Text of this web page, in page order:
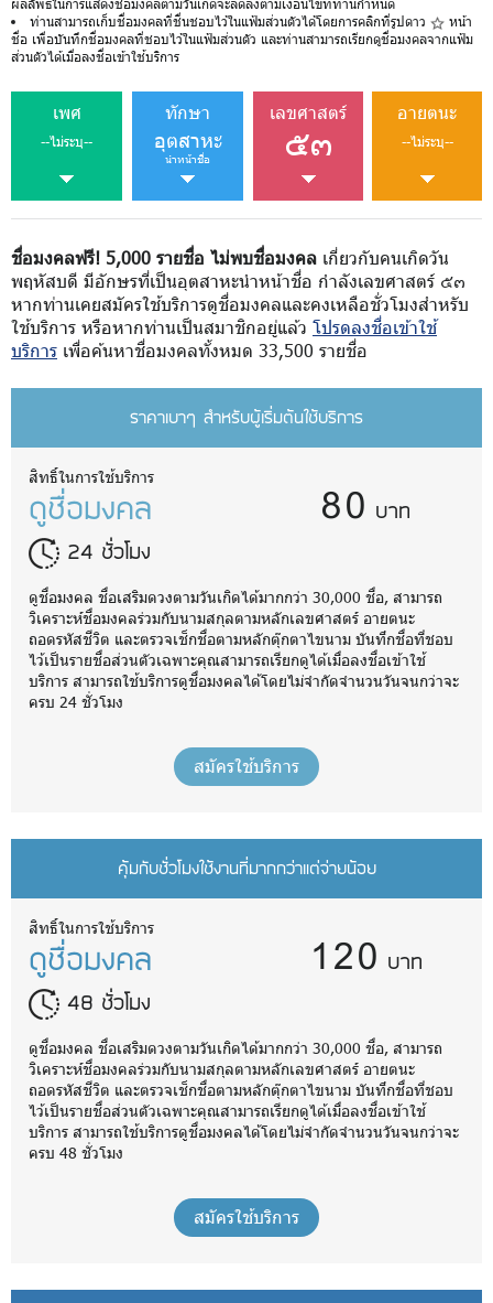
ท่านสามารถเก็บชื่อมงคลที่ชื่นชอบไว้ในแฟ้มส่วนตัวได้โดยการคลิกที่รูปดาว
หน้า
ชื่อ เพื่อบันทึกชื่อมงคลที่ชอบไว้ในแฟ้มส่วนตัว และท่านสามารถเรียกดูชื่อมงคลจากแฟ้ม
ส่วนตัวได้เมื่อลงชื่อเข้าใช้บริการ
เพศ
--ไม่ระบุ--
ทักษา
อุตสาหะ
นำหน้าชื่อ
เลขศาสตร์
๕๓
อายตนะ
--ไม่ระบุ--
ชื่อมงคลฟรี! 5,000 รายชื่อ ไม่พบชื่อมงคล เกี่ยวกับคนเกิดวัน
พฤหัสบดี มีอักษรที่เป็นอุตสาหะนำหน้าชื่อ กำลังเลขศาสตร์ ๕๓
หากท่านเคยสมัครใช้บริการดูชื่อมงคลและคงเหลือชั่วโมงสำหรับ
ใช้บริการ หรือหากท่านเป็นสมาชิกอยู่แล้ว โปรดลงชื่อเข้าใช้
บริการ เพื่อค้นหาชื่อมงคลทั้งหมด 33,500 รายชื่อ
ราคาเบาๆ สำหรับผู้เริ่มต้นใช้บริการ
สิทธิ์ในการใช้บริการ
ดูชื่อมงคล
24 ชั่วโมง
80 บาท
ดูชื่อมงคล ชื่อเสริมดวงตามวันเกิดได้มากกว่า 30,000 ชื่อ, สามารถ
วิเคราะห์ชื่อมงคลร่วมกับนามสกุลตามหลักเลขศาสตร์ อายตนะ
ถอดรหัสชีวิต และตรวจเช็กชื่อตามหลักตุ๊กตาไขนาม บันทึกชื่อที่ชอบ
ไว้เป็นรายชื่อส่วนตัวเฉพาะคุณสามารถเรียกดูได้เมื่อลงชื่อเข้าใช้
บริการ สามารถใช้บริการดูชื่อมงคลได้โดยไม่จำกัดจำนวนวันจนกว่าจะ
ครบ 24 ชั่วโมง
สมัครใช้บริการ
คุ้มกับชั่วโมงใช้งานที่มากกว่าแต่จ่ายน้อย
สิทธิ์ในการใช้บริการ
ดูชื่อมงคล
48 ชั่วโมง
120 บาท
ดูชื่อมงคล ชื่อเสริมดวงตามวันเกิดได้มากกว่า 30,000 ชื่อ, สามารถ
วิเคราะห์ชื่อมงคลร่วมกับนามสกุลตามหลักเลขศาสตร์ อายตนะ
ถอดรหัสชีวิต และตรวจเช็กชื่อตามหลักตุ๊กตาไขนาม บันทึกชื่อที่ชอบ
ไว้เป็นรายชื่อส่วนตัวเฉพาะคุณสามารถเรียกดูได้เมื่อลงชื่อเข้าใช้
บริการ สามารถใช้บริการดูชื่อมงคลได้โดยไม่จำกัดจำนวนวันจนกว่าจะ
ครบ 48 ชั่วโมง
สมัครใช้บริการ